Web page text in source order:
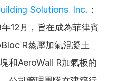
Solutions, Inc. ：
12月，旨在成為菲律賓
R蒸壓加氣混凝土
塊和AeroWall R加氣板的